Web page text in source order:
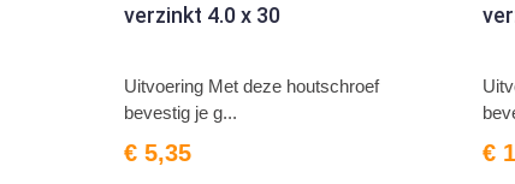
verzinkt 4.0 x 30
Uitvoering Met deze houtschroef
bevestig je g...
€ 5,35 €